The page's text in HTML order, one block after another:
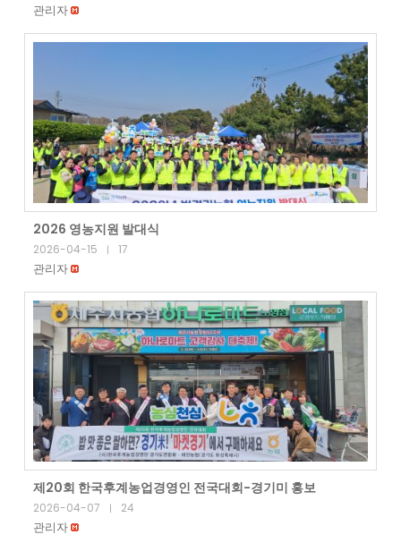
관리자
2026 영농지원 발대식
2026-04-15 | 17
관리자
제20회 한국후계농업경영인 전국대회-경기미 홍보
2026-04-07 | 24
관리자